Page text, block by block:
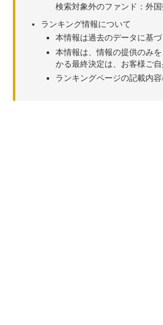
検索対象外のファンド：外
ランキング情報について
本情報は過去のデータに基
本情報は、情報の提供のみ
かる最終決定は、お客様ご
ランキングページの記載内